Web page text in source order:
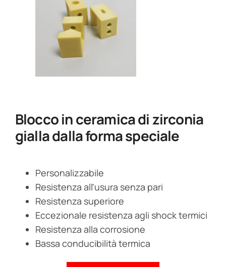
Blocco in ceramica di zirconia
gialla dalla forma speciale
Personalizzabile
Resistenza all'usura senza pari
Resistenza superiore
Eccezionale resistenza agli shock termici
Resistenza alla corrosione
Bassa conducibilità termica